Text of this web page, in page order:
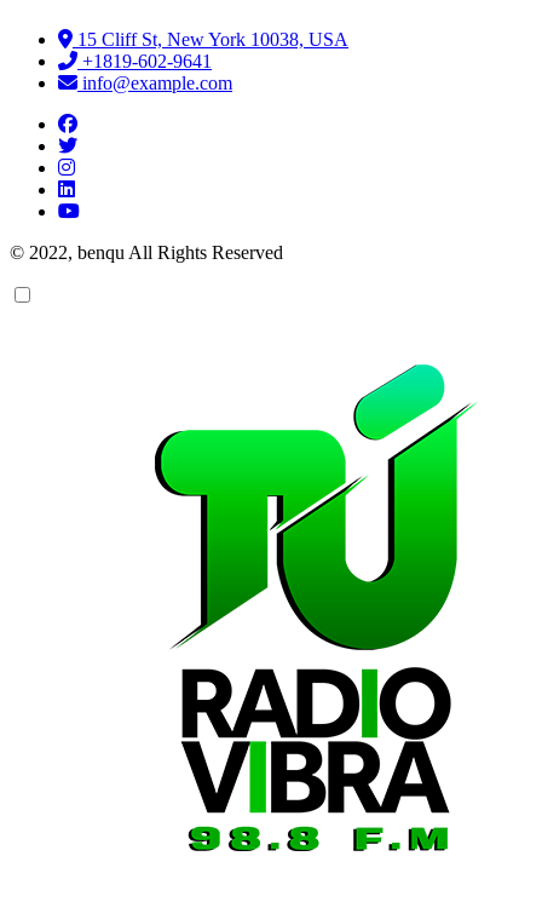
15 Cliff St, New York 10038, USA
+1819-602-9641
info@example.com
© 2022, benqu All Rights Reserved